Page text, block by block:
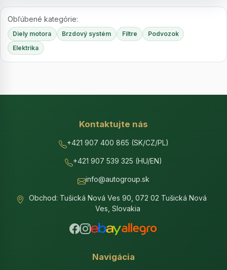
Obľúbené kategórie:
Diely motora Brzdový systém Filtre
Podvozok
Elektrika
Kontaktujte nás
+421 907 400 865 (SK/CZ/PL)
+421 907 539 325 (HU/EN)
info@autogroup.sk
Obchod: Tušická Nová Ves 90, 072 02 Tušická Nová
Ves, Slovakia
Navigácia